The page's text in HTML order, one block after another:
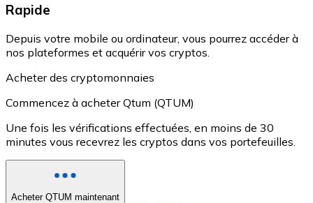
Rapide
Depuis votre mobile ou ordinateur, vous pourrez accéder à
nos plateformes et acquérir vos cryptos.
Acheter des cryptomonnaies
Commencez à acheter Qtum (QTUM)
Une fois les vérifications effectuées, en moins de 30
minutes vous recevrez les cryptos dans vos portefeuilles.
Acheter QTUM maintenant